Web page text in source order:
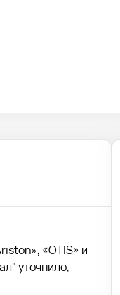
«OTIS» и
уточнило,